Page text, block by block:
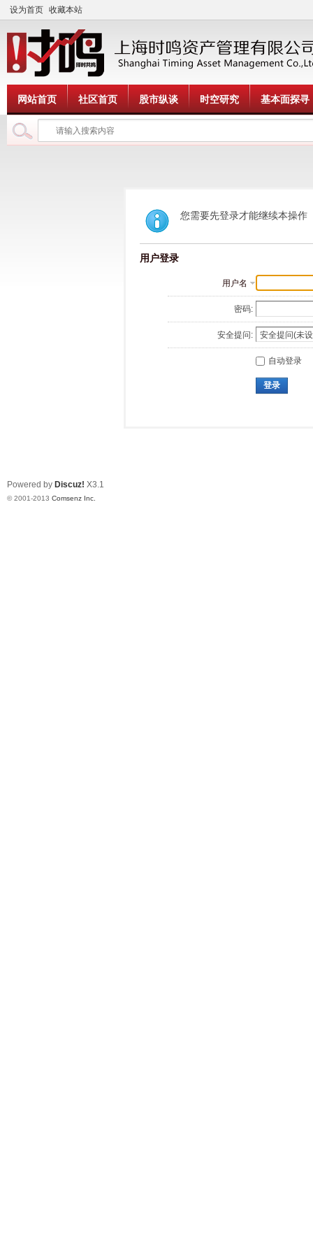
设为首页 收藏本站
网站首页 社区首页 股市纵谈 时空研究 基本面探寻
您需要先登录才能继续本操作
用户登录
用户名
密码:
安全提问:
自动登录
登录
Powered by Discuz! X3.1
© 2001-2013 Comsenz Inc.